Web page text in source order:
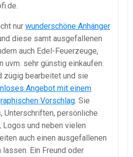
nur wunderschöne Anhänger
diese samt ausgefallenen
auch Edel-Feuerzeuge,
uvm. sehr günstig einkaufen.
zügig bearbeitet und sie
Angebot mit einem
Vorschlag. Sie
Unterschriften, persönliche
Logos und neben vielen
auch einen ausgefallenen
Ein Freund oder